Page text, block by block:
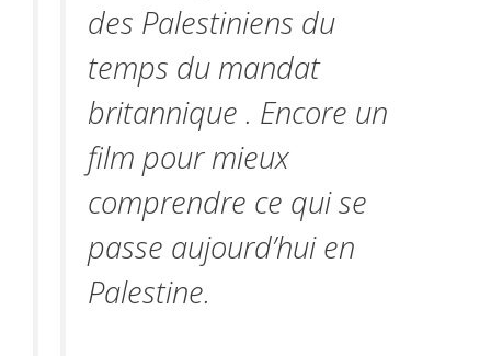
des Palestiniens du
temps du mandat
britannique . Encore un
film pour mieux
comprendre ce qui se
passe aujourd’hui en
Palestine.